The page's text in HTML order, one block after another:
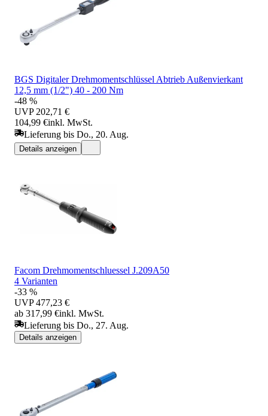
BGS Digitaler Drehmomentschlüssel Abtrieb Außenvierkant
12,5 mm (1/2") 40 - 200 Nm
-48 %
UVP 202,71 €
104,99 €inkl. MwSt.
Lieferung bis Do., 20. Aug.
Details anzeigen
Facom Drehmomentschluessel J.209A50
4 Varianten
-33 %
UVP 477,23 €
ab 317,99 €inkl. MwSt.
Lieferung bis Do., 27. Aug.
Details anzeigen